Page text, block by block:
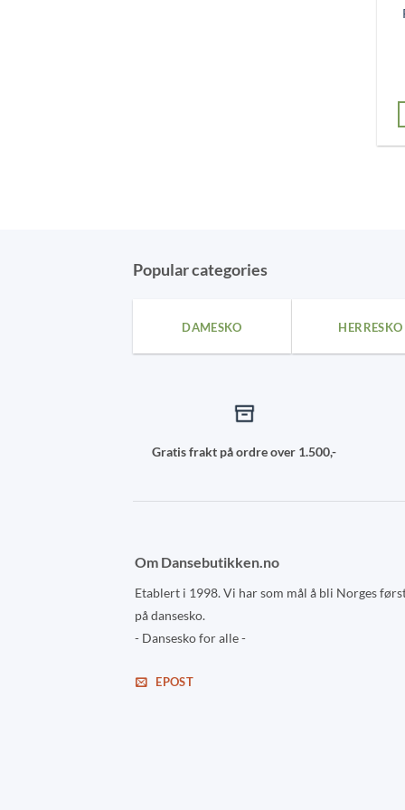
Popular categories
DAMESKO HERRESKO
Gratis frakt på ordre over 1.500,-
Om Dansebutikken.no
Etablert i 1998. Vi har som mål å bli Norges
på dansesko.
- Dansesko for alle -
EPOST